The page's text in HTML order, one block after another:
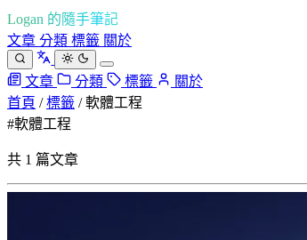
Logan 的隨手筆記
文章 分類 標籤 關於
文章 分類 標籤
關於
首頁 / 標籤 / 軟體工程
#軟體工程
共 1 篇文章